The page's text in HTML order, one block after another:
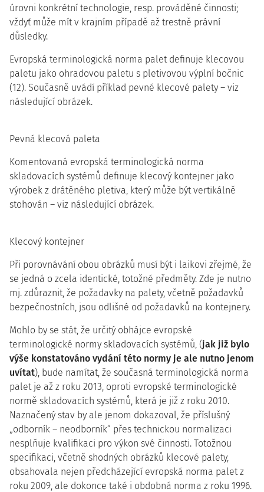
úrovni konkrétní technologie, resp. prováděné činnosti;
vždyť může mít v krajním případě až trestně právní
důsledky.
Evropská terminologická norma palet definuje klecovou
paletu jako ohradovou paletu s pletivovou výplní bočnic
(12). Současně uvádí příklad pevné klecové palety – viz
následující obrázek.
Pevná klecová paleta
Komentovaná evropská terminologická norma
skladovacích systémů definuje klecový kontejner jako
výrobek z drátěného pletiva, který může být vertikálně
stohován – viz následující obrázek.
Klecový kontejner
Při porovnávání obou obrázků musí být i laikovi zřejmé, že
se jedná o zcela identické, totožné předměty. Zde je nutno
mj. zdůraznit, že požadavky na palety, včetně požadavků
bezpečnostních, jsou odlišné od požadavků na kontejnery.
Mohlo by se stát, že určitý obhájce evropské
terminologické normy skladovacích systémů, (jak již bylo
výše konstatováno vydání této normy je ale nutno jenom
uvítat), bude namítat, že současná terminologická norma
palet je až z roku 2013, oproti evropské terminologické
normě skladovacích systémů, která je již z roku 2010.
Naznačený stav by ale jenom dokazoval, že příslušný
„odborník – neodborník“ přes technickou normalizaci
nesplňuje kvalifikaci pro výkon své činnosti. Totožnou
specifikaci, včetně shodných obrázků klecové palety,
obsahovala nejen předcházející evropská norma palet z
roku 2009, ale dokonce také i obdobná norma z roku 1996.